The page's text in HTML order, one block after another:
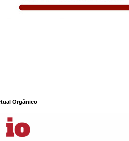
Orgânico